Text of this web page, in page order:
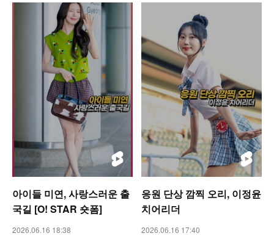
아이들 미연, 사랑스러운 출
국길 [O! STAR 숏폼]
2026.06.16 18:38
응원 단상 깜찍 오리, 이정윤
치어리더
2026.06.16 17:40